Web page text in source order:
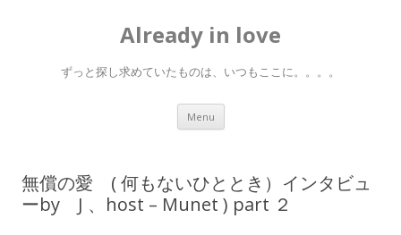
Already in love
ずっと探し求めていたものは、いつもここに。。。。
Menu Skip
content
無償の愛 ( 何もないひととき）インタビュ
ーby J 、host – Munet ) part ２